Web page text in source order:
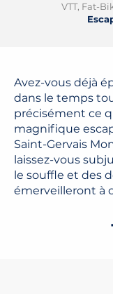
VTT, Fat-
Avez-vous déjà
dans le temps
précisément ce
magnifique
Saint-Gervais
laissez-vous
le souffle et des
émerveilleront à